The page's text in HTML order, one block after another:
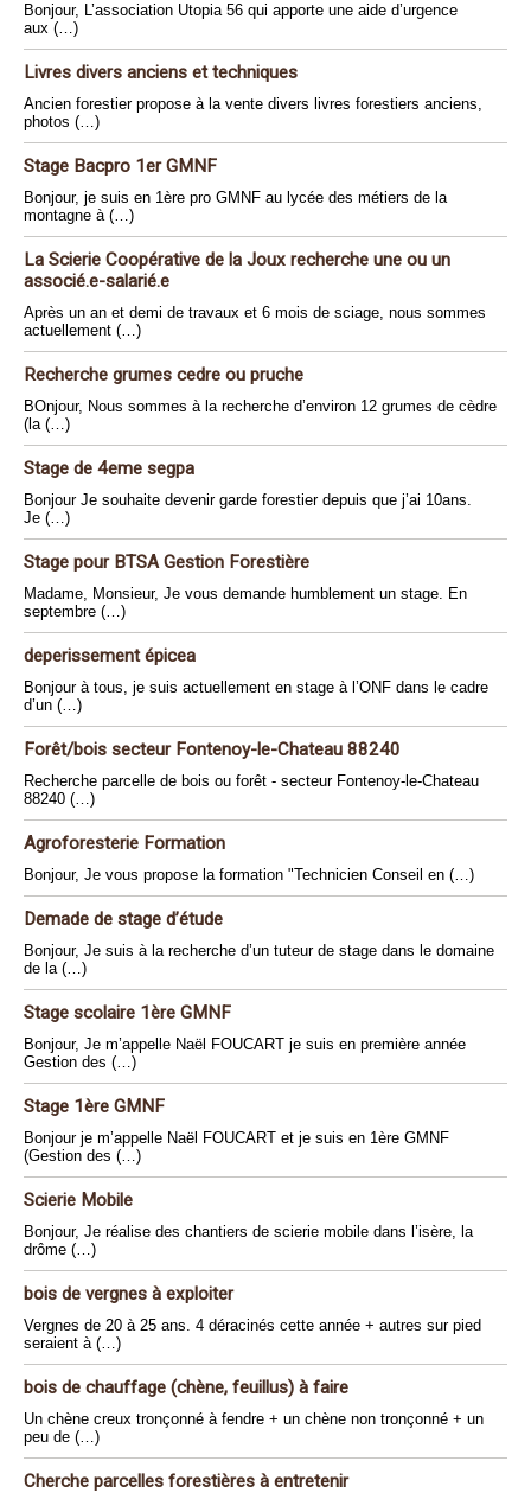
Bonjour, L’association Utopia 56 qui apporte une aide d’urgence
aux (…)
Livres divers anciens et techniques
Ancien forestier propose à la vente divers livres forestiers anciens,
photos (…)
Stage Bacpro 1er GMNF
Bonjour, je suis en 1ère pro GMNF au lycée des métiers de la
montagne à (…)
La Scierie Coopérative de la Joux recherche une ou un
associé.e-salarié.e
Après un an et demi de travaux et 6 mois de sciage, nous sommes
actuellement (…)
Recherche grumes cedre ou pruche
BOnjour, Nous sommes à la recherche d’environ 12 grumes de cèdre
(la (…)
Stage de 4eme segpa
Bonjour Je souhaite devenir garde forestier depuis que j’ai 10ans.
Je (…)
Stage pour BTSA Gestion Forestière
Madame, Monsieur, Je vous demande humblement un stage. En
septembre (…)
deperissement épicea
Bonjour à tous, je suis actuellement en stage à l’ONF dans le cadre
d’un (…)
Forêt/bois secteur Fontenoy-le-Chateau 88240
Recherche parcelle de bois ou forêt - secteur Fontenoy-le-Chateau
88240 (…)
Agroforesterie Formation
Bonjour, Je vous propose la formation "Technicien Conseil en (…)
Demade de stage d’étude
Bonjour, Je suis à la recherche d’un tuteur de stage dans le domaine
de la (…)
Stage scolaire 1ère GMNF
Bonjour, Je m’appelle Naël FOUCART je suis en première année
Gestion des (…)
Stage 1ère GMNF
Bonjour je m’appelle Naël FOUCART et je suis en 1ère GMNF
(Gestion des (…)
Scierie Mobile
Bonjour, Je réalise des chantiers de scierie mobile dans l’isère, la
drôme (…)
bois de vergnes à exploiter
Vergnes de 20 à 25 ans. 4 déracinés cette année + autres sur pied
seraient à (…)
bois de chauffage (chène, feuillus) à faire
Un chène creux tronçonné à fendre + un chène non tronçonné + un
peu de (…)
Cherche parcelles forestières à entretenir